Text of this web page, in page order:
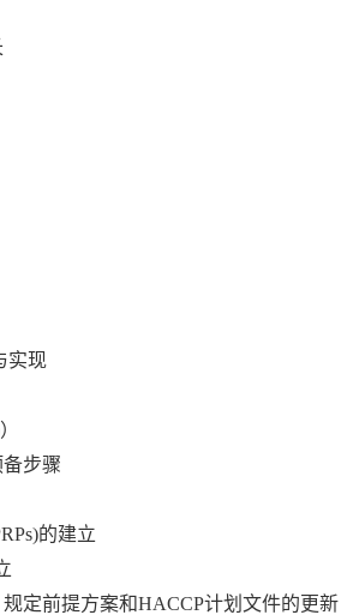
实现
步骤
的建立
定前提方案和HACCP计划文件的更新